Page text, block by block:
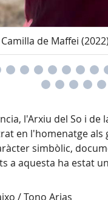
de Maffei
l'Arxiu del So i
en l'homenatge
simbòlic,
a aquesta ha estat
/ Tono Arias